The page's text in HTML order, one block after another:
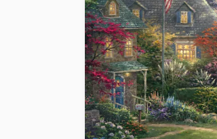
Peinture au numéro